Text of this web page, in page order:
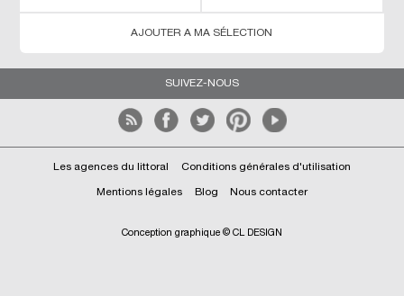
AJOUTER A MA SÉLECTION
SUIVEZ-NOUS
Les agences du littoral Conditions générales d'utilisation
Mentions légales Blog Nous contacter
Conception graphique © CL DESIGN